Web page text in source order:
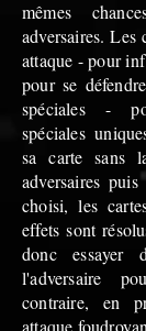
mêmes
adversaires. Les
attaque - pour
pour se
spéciales -
spéciales
sa carte sans
adversaires
choisi, les
effets sont
donc
l'adversaire
contraire, en
attaque